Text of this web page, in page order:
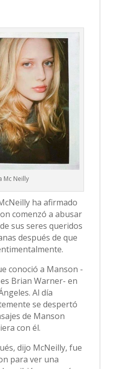
Mc Neilly
ha afirmado
comenzó a abusar
sus seres queridos
después de que
conoció a Manson -
Brian Warner- en
Al día
se despertó
de Manson
con él.
dijo McNeilly, fue
para ver una